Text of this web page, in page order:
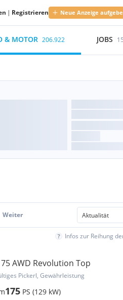
| Registrieren Neue Anzeige
& MOTOR 206.922 JOBS
Weiter
Infos zur Reihung
AWD Revolution Top
Pickerl, Gewährleistung
175 PS (129 kW)